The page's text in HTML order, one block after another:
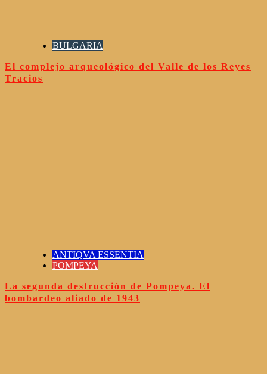
BULGARIA
El complejo arqueológico del Valle de los Reyes
Tracios
ANTIQVA ESSENTIA
POMPEYA
La segunda destrucción de Pompeya. El
bombardeo aliado de 1943